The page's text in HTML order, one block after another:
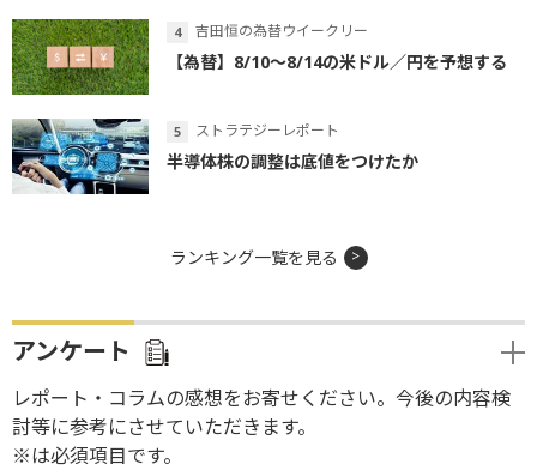
吉田恒の為替ウイークリー
【為替】8/10～8/14の米ドル／円を予想する
ストラテジーレポート
半導体株の調整は底値をつけたか
ランキング一覧を見る
アンケート
レポート・コラムの感想をお寄せください。今後の内容検
討等に参考にさせていただきます。
※は必須項目です。